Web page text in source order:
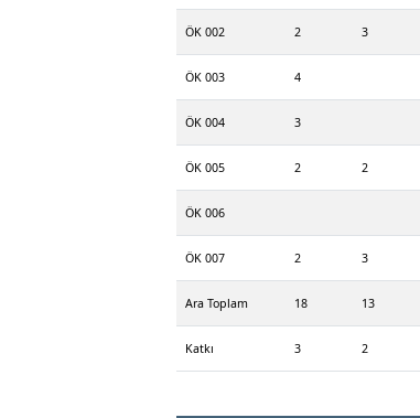
ÖK 002 2 3
ÖK 003 4
ÖK 004 3
ÖK 005 2 2
ÖK 006
ÖK 007 2 3
Ara Toplam 18 13
Katkı 3 2